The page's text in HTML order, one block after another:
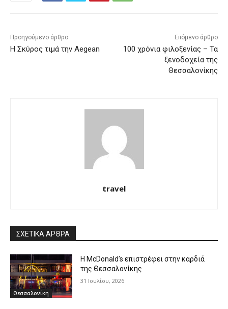
Προηγούμενο άρθρο
Η Σκύρος τιμά την Aegean
Επόμενο άρθρο
100 χρόνια φιλοξενίας – Τα
ξενοδοχεία της
Θεσσαλονίκης
travel
ΣΧΕΤΙΚΑ ΑΡΘΡΑ
Θεσσαλονίκη
Η McDonald’s επιστρέφει στην καρδιά
της Θεσσαλονίκης
31 Ιουλίου, 2026